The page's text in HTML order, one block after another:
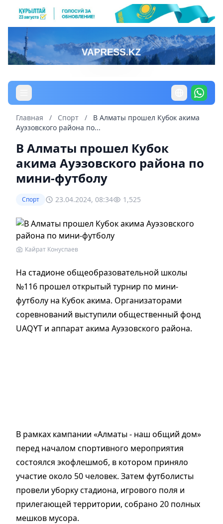
Главная / Спорт /
В Алматы прошел Кубок акима
Ауэзовского района по...
В Алматы прошел Кубок
акима Ауэзовского района по
мини-футболу
Спорт 23.04.2024, 08:34 1,525
Кайрат Конуспаев
На стадионе общеобразовательной школы
№116 прошел открытый турнир по мини-
футболу на Кубок акима. Организаторами
соревнований выступили общественный фонд
UAQYT и аппарат акима Ауэзовского района.
В рамках кампании «Алматы - наш общий дом»
перед началом спортивного мероприятия
состоялся экофлешмоб, в котором приняло
участие около 50 человек. Затем футболисты
провели уборку стадиона, игрового поля и
прилегающей территории, собрано 20 полных
мешков мусора.